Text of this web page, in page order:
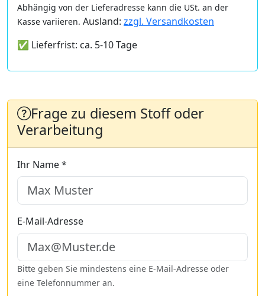
Abhängig von der Lieferadresse kann die USt. an der
Kasse variieren. Ausland: zzgl. Versandkosten
✅ Lieferfrist: ca. 5-10 Tage
Frage zu diesem Stoff oder
Verarbeitung
Ihr Name *
E-Mail-Adresse
Bitte geben Sie mindestens eine E-Mail-Adresse oder
eine Telefonnummer an.